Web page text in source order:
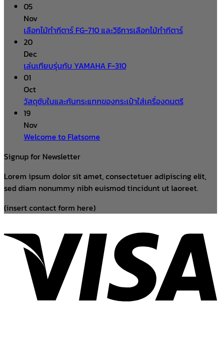
05
Nov
เลือกไม้ทำกีตาร์ FG-710 และวิธีการเลือกไม้ทำกีตาร์
20
Dec
เล่นเทียบรุ่นกับ YAMAHA F-310
01
Oct
วัสดุซับในและกันกระแทกของกระเป๋าใส่เครื่องดนตรี
19
Nov
Welcome to Flatsome
Signup for Newsletter
Lorem ipsum dolor sit amet, consectetuer adipiscing elit,
sed diam nonummy nibh euismod tincidunt ut laoreet.
(insert contact form here)